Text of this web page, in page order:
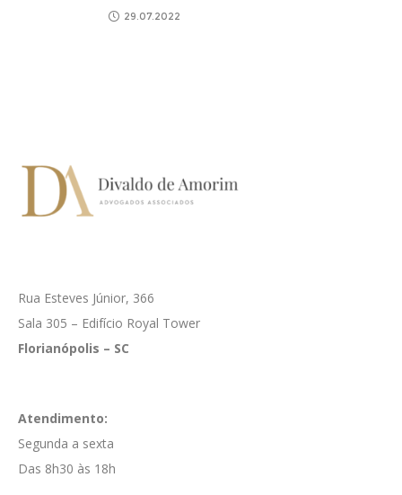
29.07.2022
Rua Esteves Júnior, 366
Sala 305 – Edifício Royal Tower
Florianópolis – SC
Atendimento:
Segunda a sexta
Das 8h30 às 18h